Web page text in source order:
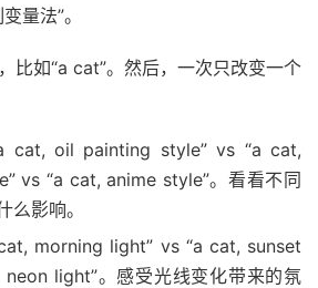
量法”。
比如“a cat”。然后，一次只改变一个
cat, oil painting style” vs “a cat,
vs “a cat, anime style”。看看不同
么影响。
morning light” vs “a cat, sunset
light”。感受光线变化带来的氛